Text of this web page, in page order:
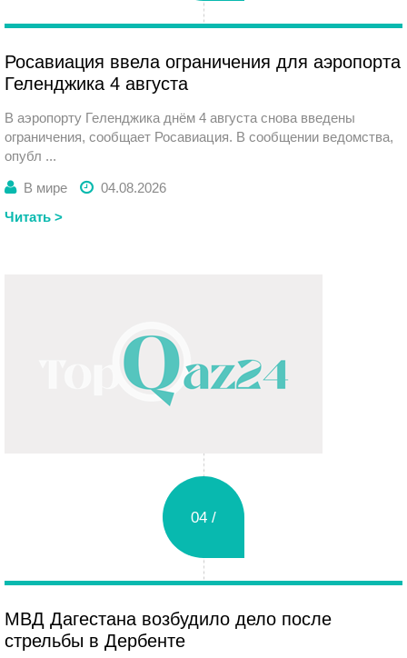
Росавиация ввела ограничения для аэропорта
Геленджика 4 августа
В аэропорту Геленджика днём 4 августа снова введены
ограничения, сообщает Росавиация. В сообщении ведомства,
опубл ...
В мире
04.08.2026
Читать >
04 /
МВД Дагестана возбудило дело после
стрельбы в Дербенте